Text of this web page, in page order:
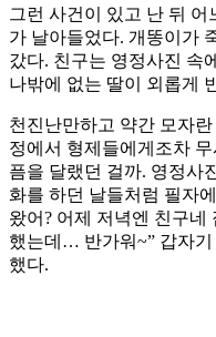
그런 사건이 있고 난 뒤
가 날아들었다. 개똥이가
갔다. 친구는 영정사진 속
나밖에 없는 딸이 외롭게
천진난만하고 약간 모자
정에서 형제들에게조차
픔을 달랬던 걸까. 영정사
화를 하던 날들처럼 필자
왔어? 어제 저녁엔 친구
했는데… 반가워~” 갑자
했다.